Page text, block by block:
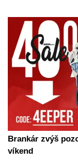
Brankár zvýš
víkend